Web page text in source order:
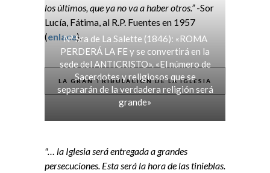
los últimos, que ya no va a haber otros.”-Sor
Lucía, Fátima, al R.P. Fuentes en 1957
(enlace).
LA GRAN TRIBULACIÓN DE LA IGLESIA
Nª Sra de La Salette (1846): «ROMA
PERDERÁ LA FE y se convertirá en la
sede del ANTICRISTO». «El número de
Sacerdotes y religiosos que se
separarán de la verdadera religión será
grande»
"… la Iglesia será entregada a grandes
persecuciones. Esta será la hora de las tinieblas.